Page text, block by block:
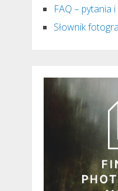
FAQ – pytania
Słownik